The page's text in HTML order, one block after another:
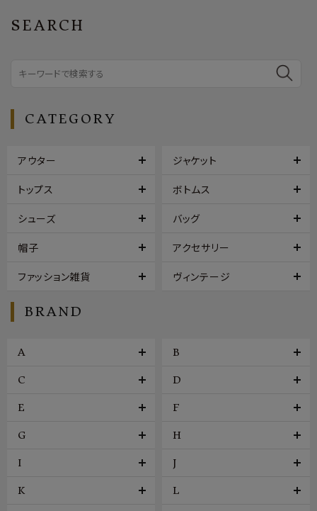
SEARCH
CATEGORY
アウター ジャケット
トップス ボトムス
シューズ バッグ
帽子 アクセサリー
ファッション雑貨 ヴィンテージ
BRAND
A B
C D
E F
G H
I J
K L